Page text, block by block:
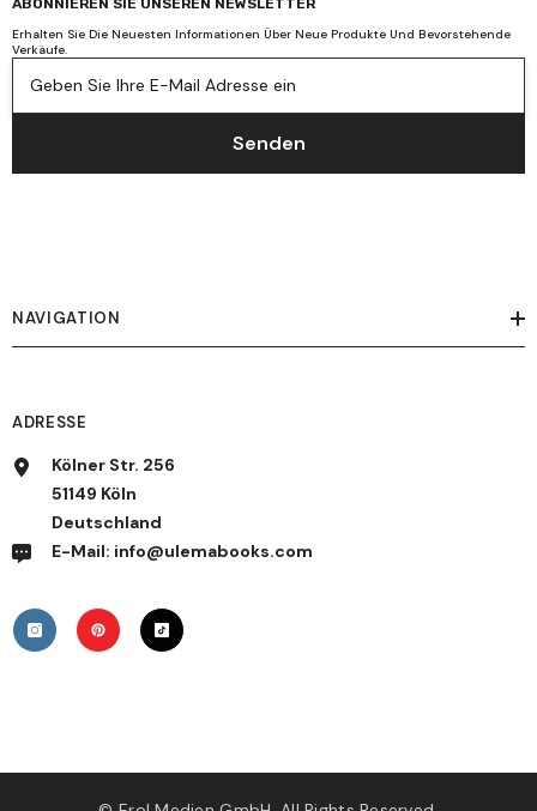
ABONNIEREN SIE UNSEREN NEWSLETTER
Erhalten Sie Die Neuesten Informationen Über Neue Produkte Und Bevorstehende
Verkäufe.
Geben Sie Ihre E-Mail Adresse ein
Senden
NAVIGATION
ADRESSE
Kölner Str. 256
51149 Köln
Deutschland
E-Mail: info@ulemabooks.com